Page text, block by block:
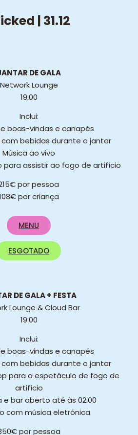
| 31.12
DE GALA
Network Lounge
19:00
Inclui:
boas-vindas e canapés
bebidas durante o jantar
Música ao vivo
para assistir ao fogo de artifício
por pessoa
por criança
MENU
ESGOTADO
DE GALA + FESTA
Lounge & Cloud Bar
19:00
Inclui:
boas-vindas e canapés
bebidas durante o jantar
para o espetáculo de fogo de
artifício
e bar aberto até às 02:00
com música eletrónica
por pessoa